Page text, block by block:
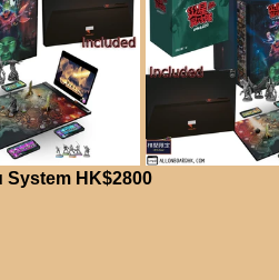
System HK$2800